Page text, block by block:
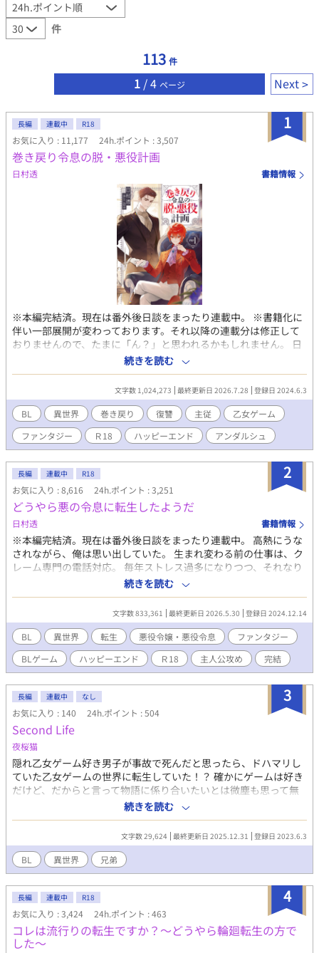
件
113 件
1 / 4 ページ Next
1
長編 連載中 R18
お気に入り : 11,177 24h.ポイント : 3,507
巻き戻り令息の脱・悪役計画
日村透 書籍情報
※本編完結済。現在は番外後日談をまったり連載中。 ※書籍化に
伴い一部展開が変わっております。それ以降の連載分は修正して
おりませんので、たまに「ん？」と思われるかもしれません。 日
本人男性だった『俺』は、目覚めたら赤い髪の美少年になってい
た。 記憶を辿り、どうやらこれは乙女ゲームのキャラクターの子
供時代だと気付く。 それも、自分が仕事で製作に関わっていたゲ
ームの、個人的な不憫ランキングナンバー１に輝いていた悪役令
息オルフェオ・ロッソだ。 しかしこの悪役、本当に悪だったの
か？ なんか違わない？ 巻き戻って明らかになる真実に『俺』
は激怒する。 表に出なかった裏設定の記憶を駆使し、ヒロインと
元凶から何もかもを奪うべく、生まれ変わったオルフェオの脱・
悪役計画が始まった。
続きを読む
文字数 1,024,273 最終更新日 2026.7.28 登録日 2024.6.3
BL 異世界 巻き戻り 復讐 主従
乙女ゲーム
ファンタジー
Ｒ18 ハッピーエンド アンダルシュ
2
長編 連載中 R18
お気に入り : 8,616 24h.ポイント : 3,251
どうやら悪の令息に転生したようだ
日村透 書籍情報
※本編完結済。現在は番外後日談をまったり連載中。 高熱にうな
されながら、俺は思い出していた。 生まれ変わる前の仕事は、ク
レーム専門の電話対応。 毎年ストレス過多になりつつ、それなり
に平和な日々を送っていたある日、妹に泣きつかれてBLノベルゲ
ームをプレイした。 そのゲーム、まず主人公がひどい。攻略対象
もひどい。 悪役令嬢アデリナ様はどう見ても悲劇の令嬢だし、悪
役令息リシェルも救いがなさ過ぎる。 「こいつら助けてあげた
い……！」 妹と二人して語り合っていたら、なんとアデリナ様の
弟ランハートとして転生することに。 ――拝啓 妹よ。我らの望
みが叶う時が来た。 俺は必ずやアデリナ様とリシェルを悲劇の運
命から助け出し、元凶どもを駆逐してみせよう……！
続きを読む
文字数 833,361 最終更新日 2026.5.30 登録日 2024.12.14
BL 異世界 転生 悪役令嬢・悪役令息
ファンタジー
BLゲーム
ハッピーエンド Ｒ18 主人公攻め 完結
3
長編 連載中 なし
お気に入り : 140 24h.ポイント : 504
Second Life
夜桜猫
隠れ乙女ゲーム好き男子が事故で死んだと思ったら、ドハマリし
ていた乙女ゲームの世界に転生していた！？ 確かにゲームは好き
だけど、だからと言って物語に係り合いたいとは微塵も思って無
いッ！それなのに、よりにもよって転生したのは悪役令息。 物語
の最後は断罪されて処刑される。 冗談じゃない。 前世は三十代後
半と言う若さで過労死したと言うのに、今世はその更に若い１８
歳で死亡する。しかも処刑。 断固回避する。 剣と魔法のファンタ
ジーな世界に転生したのに、冒険にはまったく興味の無い主人公
は今度こそ夢見ていた憧れのまったり物作りをするスローライフ
を目指して動き出す。 悪役と言うポジションを完全に放棄した主
人公の行動が物語の展開を変えていく。
続きを読む
文字数 29,624 最終更新日 2025.12.31 登録日 2023.6.3
BL 異世界 兄弟
4
長編 連載中 R18
お気に入り : 3,424 24h.ポイント : 463
コレは流行りの転生ですか？〜どうやら輪廻転生の方で
した〜